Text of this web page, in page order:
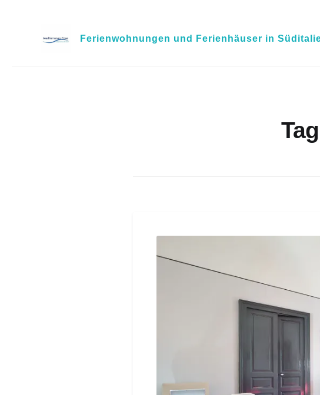
Ferienwohnungen und Ferienhäuser in